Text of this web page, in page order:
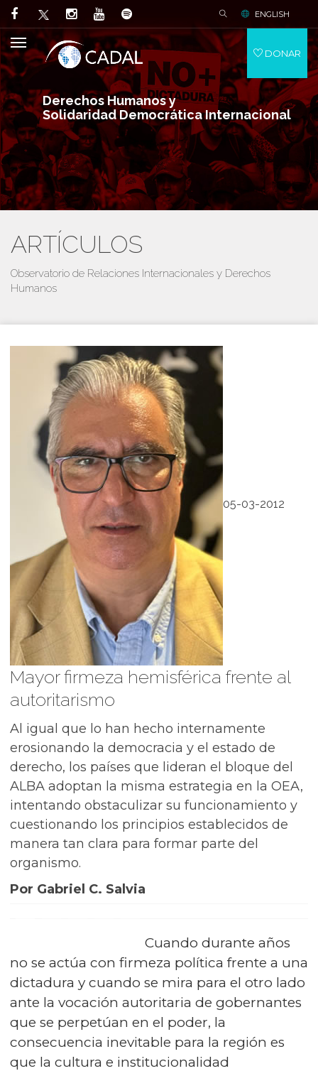
Derechos Humanos y
Solidaridad Democrática Internacional
ENGLISH
DONAR
ARTÍCULOS
Observatorio de Relaciones Internacionales y Derechos
Humanos
05-03-2012
Mayor firmeza hemisférica frente al
autoritarismo
Al igual que lo han hecho internamente
erosionando la democracia y el estado de
derecho, los países que lideran el bloque del
ALBA adoptan la misma estrategia en la OEA,
intentando obstaculizar su funcionamiento y
cuestionando los principios establecidos de
manera tan clara para formar parte del
organismo.
Por Gabriel C. Salvia
Cuando durante años
no se actúa con firmeza política frente a una
dictadura y cuando se mira para el otro lado
ante la vocación autoritaria de gobernantes
que se perpetúan en el poder, la
consecuencia inevitable para la región es
que la cultura e institucionalidad